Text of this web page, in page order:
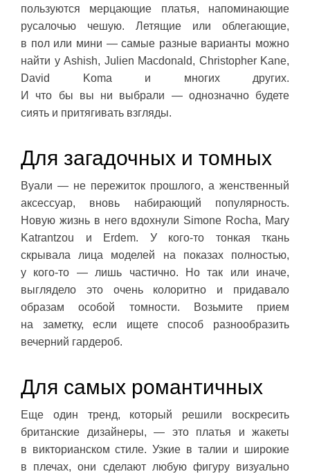
пользуются мерцающие платья, напоминающие
русалочью чешую. Летящие или облегающие,
в пол или мини — самые разные варианты можно
найти у Ashish, Julien Macdonald, Christopher Kane,
David Koma и многих других.
И что бы вы ни выбрали — однозначно будете
сиять и притягивать взгляды.
Для загадочных и томных
Вуали — не пережиток прошлого, а женственный
аксессуар, вновь набирающий популярность.
Новую жизнь в него вдохнули Simone Rocha, Mary
Katrantzou и Erdem. У кого-то тонкая ткань
скрывала лица моделей на показах полностью,
у кого-то — лишь частично. Но так или иначе,
выглядело это очень колоритно и придавало
образам особой томности. Возьмите прием
на заметку, если ищете способ разнообразить
вечерний гардероб.
Для самых романтичных
Еще один тренд, который решили воскресить
британские дизайнеры, — это платья и жакеты
в викторианском стиле. Узкие в талии и широкие
в плечах, они сделают любую фигуру визуально